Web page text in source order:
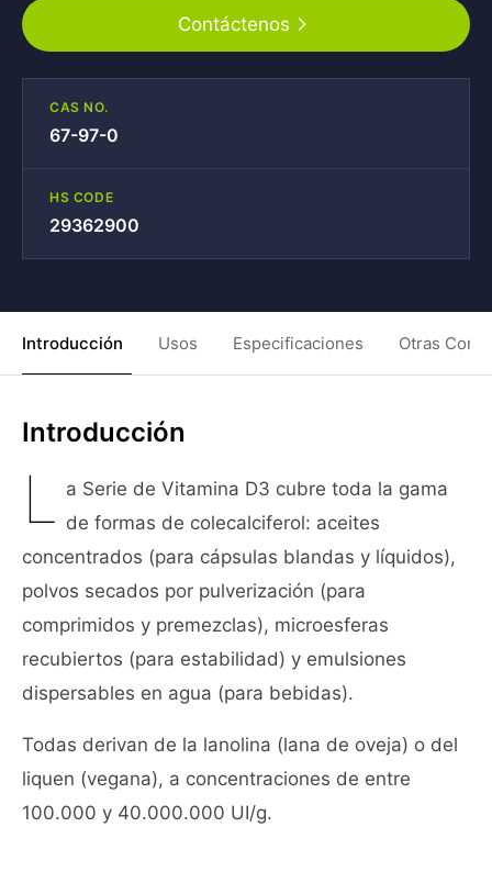
Contáctenos
CAS NO.
67-97-0
HS CODE
29362900
Introducción Usos Especificaciones Otras
Introducción
L a Serie de Vitamina D3 cubre toda la gama
de formas de colecalciferol: aceites
concentrados (para cápsulas blandas y líquidos),
polvos secados por pulverización (para
comprimidos y premezclas), microesferas
recubiertos (para estabilidad) y emulsiones
dispersables en agua (para bebidas).
Todas derivan de la lanolina (lana de oveja) o del
liquen (vegana), a concentraciones de entre
100.000 y 40.000.000 UI/g.